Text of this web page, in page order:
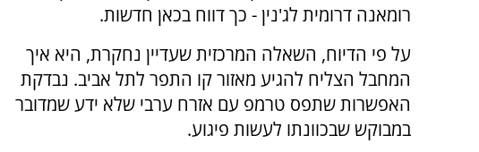
רומאנה דרומית לג'נין - כך דווח בכאן חדשות.
על פי הדיוח, השאלה המרכזית שעדיין נחקרת, היא איך
המחבל הצליח להגיע מאזור קו התפר לתל אביב. נבדקת
האפשרות שתפס טרמפ עם אזרח ערבי שלא ידע שמדובר
במבוקש שבכוונתו לעשות פיגוע.